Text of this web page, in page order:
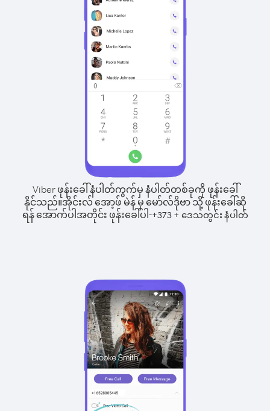
Viber ဖုန်းခေါ်နံပါတ်ကွက်မှ နံပါတ်တစ်ခုကို ဖုန်းခေါ်
နိုင်သည်။အိုင်းလ် အော့ဖ် မဲန် မှ မော်လ်ဒိုဗာ သို့ ဖုန်းခေါ်ဆို
ရန် အောက်ပါအတိုင်း ဖုန်းခေါ်ပါ-+373+ ဒေသတွင်း နံပါတ်